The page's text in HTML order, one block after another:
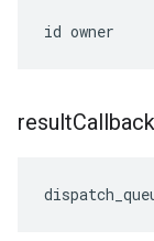
id owner
resultCallback